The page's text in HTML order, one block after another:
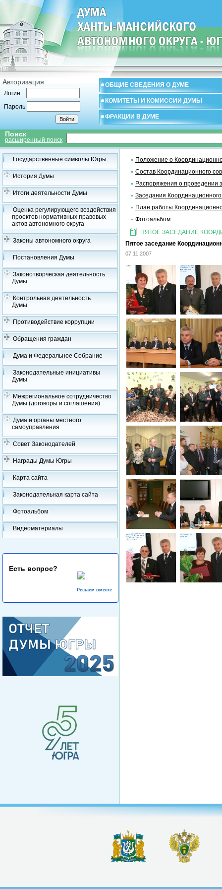
Авторизация
Логин
Пароль
ОБЩИЕ СВЕДЕНИЯ О ДУМЕ
КОМИТЕТЫ И КОМИССИИ ДУМЫ
ФРАКЦИИ В ДУМЕ
Поиск
расширенный поиск
Государственные символы Югры
История Думы
Итоги деятельности Думы
Оценка регулирующего воздействия
проектов нормативных правовых
актов автономного округа
Законы автономного округа
Постановления Думы
Законотворческая деятельность
Думы
Контрольная деятельность
Думы
Противодействие коррупции
Обращения граждан
Дума и Федеральное Собрание
Законодательные инициативы
Думы
Межрегиональное сотрудничество
Думы (договоры и соглашения)
Дума и органы местного
самоуправления
Совет Законодателей
Награды Думы Югры
Карта сайта
Законодательная карта сайта
Фотоальбом
Видеоматериалы
Есть вопрос?
Решаем вместе
Положение о
Состав Координационного
Распоряжения о проведении
Заседания
План работы
Фотоальбом
ПЯТОЕ ЗАСЕДАНИЕ
Пятое заседание
07.11.2007